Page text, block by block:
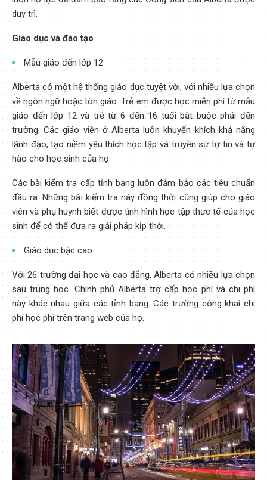
duy trì.
Giao dục và đào tạo
Mẫu giáo đến lớp 12
Alberta có một hệ thống giáo dục tuyệt vời, với nhiều lựa chọn
về ngôn ngữ hoặc tôn giáo. Trẻ em được học miễn phí từ mẫu
giáo đến lớp 12 và trẻ từ 6 đến 16 tuổi bắt buộc phải đến
trường. Các giáo viên ở Alberta luôn khuyến khích khả năng
lãnh đạo, tạo niềm yêu thích học tập và truyền sự tự tin và tự
hào cho học sinh của họ.
Các bài kiểm tra cấp tỉnh bang luôn đảm bảo các tiêu chuẩn
đầu ra. Những bài kiểm tra này đồng thời cũng giúp cho giáo
viên và phụ huynh biết được tình hình học tập thưc tế của học
sinh để có thể đưa ra giải pháp kịp thời.
Giáo dục bậc cao
Với 26 trường đại học và cao đẳng, Alberta có nhiều lựa chọn
sau trung học. Chính phủ Alberta trợ cấp học phí và chi phí
này khác nhau giữa các tỉnh bang. Các trường công khai chi
phí học phí trên trang web của họ.